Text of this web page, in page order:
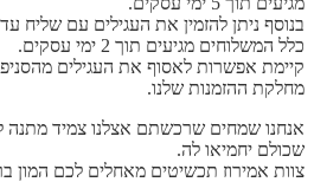
כלל המשלוחים מגיעים תוך 2 ימי עסקים.
קיימת אפשרות לאסוף את העגילים
מחלקת ההזמנות שלנו.
אנחנו שמחים שרכשתם אצלנו צמיד מתנה
שכולם יחמיאו לה.
צוות אמירוז תכשיטים מאחלים לכם המון